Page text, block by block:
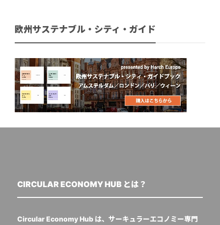
欧州サステナブル・シティ・ガイド
CIRCULAR ECONOMY HUB とは？
Circular Economy Hub は、サーキュラーエコノミー専門